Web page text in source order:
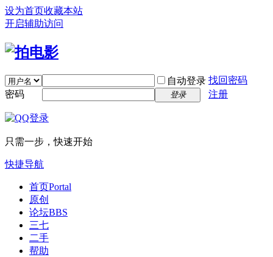
设为首页收藏本站
开启辅助访问
自动登录 找回密码
密码
登录 注册
只需一步，快速开始
快捷导航
首页Portal
原创
论坛BBS
三七
二手
帮助